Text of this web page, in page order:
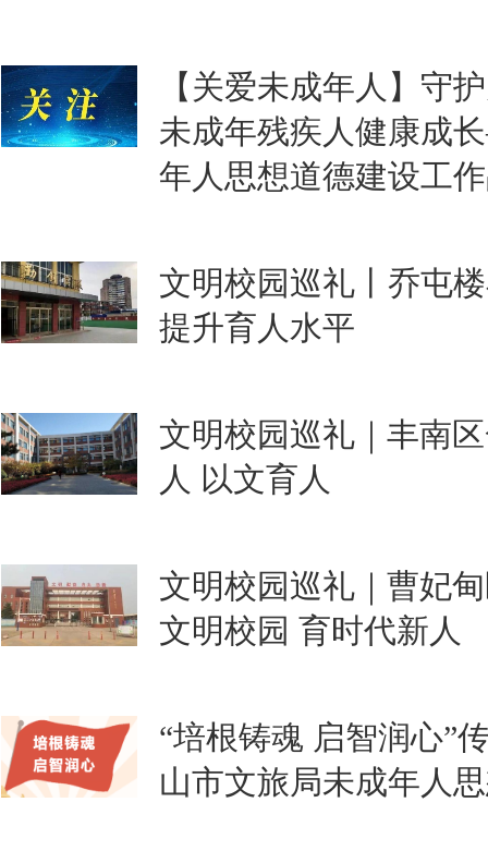
【关爱未成年人】守
未成年残疾人健康成
年人思想道德建设工
文明校园巡礼丨乔屯
提升育人水平
文明校园巡礼｜丰南
人 以文育人
文明校园巡礼｜曹妃
文明校园 育时代新人
“培根铸魂 启智润心
山市文旅局未成年人